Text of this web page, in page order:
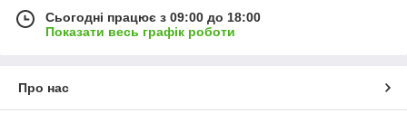
Сьогодні працює з 09:00 до 18:00
Показати весь графік роботи
Про нас